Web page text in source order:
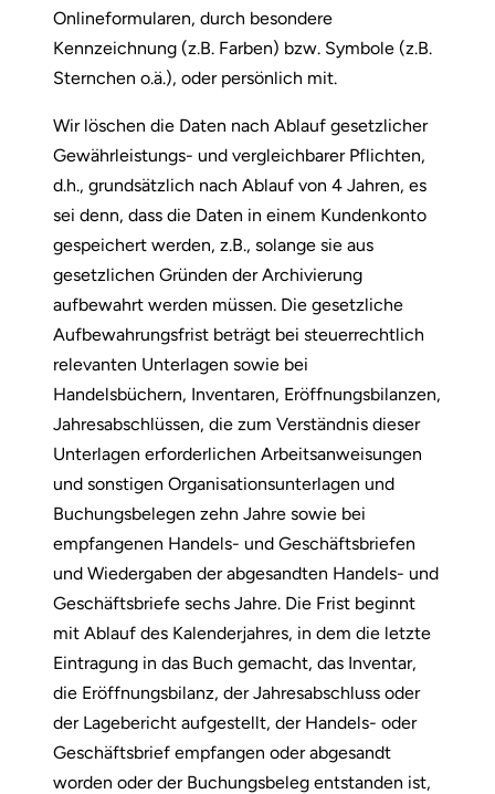
Onlineformularen, durch besondere
Kennzeichnung (z.B. Farben) bzw. Symbole (z.B.
Sternchen o.ä.), oder persönlich mit.
Wir löschen die Daten nach Ablauf gesetzlicher
Gewährleistungs- und vergleichbarer Pflichten,
d.h., grundsätzlich nach Ablauf von 4 Jahren, es
sei denn, dass die Daten in einem Kundenkonto
gespeichert werden, z.B., solange sie aus
gesetzlichen Gründen der Archivierung
aufbewahrt werden müssen. Die gesetzliche
Aufbewahrungsfrist beträgt bei steuerrechtlich
relevanten Unterlagen sowie bei
Handelsbüchern, Inventaren, Eröffnungsbilanzen,
Jahresabschlüssen, die zum Verständnis dieser
Unterlagen erforderlichen Arbeitsanweisungen
und sonstigen Organisationsunterlagen und
Buchungsbelegen zehn Jahre sowie bei
empfangenen Handels- und Geschäftsbriefen
und Wiedergaben der abgesandten Handels- und
Geschäftsbriefe sechs Jahre. Die Frist beginnt
mit Ablauf des Kalenderjahres, in dem die letzte
Eintragung in das Buch gemacht, das Inventar,
die Eröffnungsbilanz, der Jahresabschluss oder
der Lagebericht aufgestellt, der Handels- oder
Geschäftsbrief empfangen oder abgesandt
worden oder der Buchungsbeleg entstanden ist,